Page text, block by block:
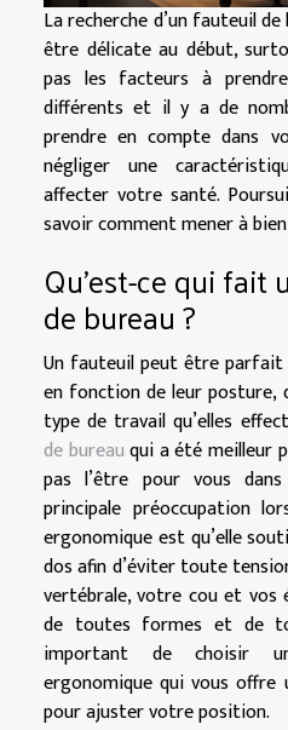
La recherche d’un fauteuil
être délicate au début,
pas les facteurs à
différents et il y a de
prendre en compte dans
négliger une
affecter votre santé.
savoir comment mener à
Qu’est-ce qui
de bureau ?
Un fauteuil peut être parfait
en fonction de leur posture,
type de travail qu’elles
de bureauqui a été meilleur
pas l’être pour vous
principale préoccupation
ergonomique est qu’elle
dos afin d’éviter toute
vertébrale, votre cou et vos
de toutes formes et de
important de choisir
ergonomique qui vous offre
pour ajuster votre position.